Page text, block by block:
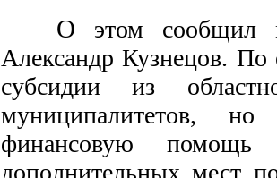
О этом сообщил
Александр Кузнецов. По
субсидии из
муниципалитетов,
финансовую помощь
дополнительных мест